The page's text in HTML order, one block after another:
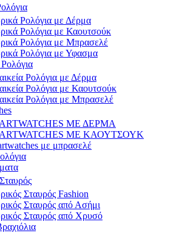
Ρολόγια με Δέρμα
Ρολόγια με Καουτσούκ
Ρολόγια με Μπρασελέ
Ρολόγια με Υφασμα
Ρολόγια με Δέρμα
Ρολόγια με Καουτσούκ
Ρολόγια με Μπρασελέ
ΜΕ ΔΕΡΜΑ
ΜΕ ΚΑΟΥΤΣΟΥΚ
με μπρασελέ
Σταυρός Fashion
Σταυρός από Ασήμι
Σταυρός από Χρυσό